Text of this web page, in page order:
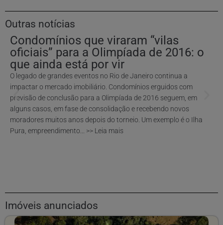
Outras notícias
Condomínios que viraram “vilas
oficiais” para a Olimpíada de 2016: o
que ainda está por vir
O legado de grandes eventos no Rio de Janeiro continua a
impactar o mercado imobiliário. Condomínios erguidos com
previsão de conclusão para a Olimpíada de 2016 seguem, em
alguns casos, em fase de consolidação e recebendo novos
moradores muitos anos depois do torneio. Um exemplo é o Ilha
Pura, empreendimento... >> Leia mais
Imóveis anunciados